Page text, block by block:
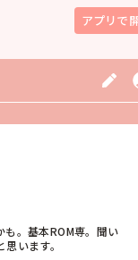
アプリで
。基本ROM専。聞い
います。